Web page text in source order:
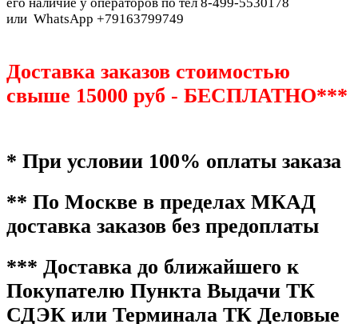
или WhatsApp +79163799749
Доставка заказов стоимостью
свыше 15000 руб - БЕСПЛАТНО***
* При условии 100% оплаты заказа
** По Москве в пределах МКАД
доставка заказов без предоплаты
*** Доставка до ближайшего к
Покупателю Пункта Выдачи ТК
СДЭК или Терминала ТК Деловые